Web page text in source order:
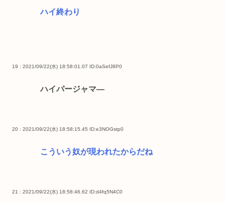
ハイ終わり
19 : 2021/09/22(水) 18:58:01.07 ID:0aSefJ8P0
ハイパージャマ―
20 : 2021/09/22(水) 18:58:15.45 ID:e3NOGstp0
こういう奴が現われたからだね
21 : 2021/09/22(水) 18:58:46.62 ID:d4fq5N4C0